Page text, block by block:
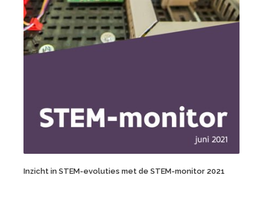
Inzicht in STEM-evoluties met de STEM-monitor 2021